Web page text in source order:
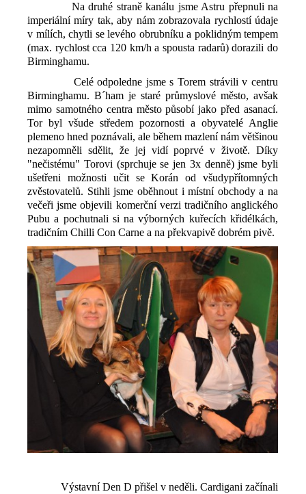
Na druhé straně kanálu jsme Astru přepnuli na
imperiální míry tak, aby nám zobrazovala rychlostí údaje
v mílích, chytli se levého obrubníku a poklidným tempem
(max. rychlost cca 120 km/h a spousta radarů) dorazili do
Birminghamu.
Celé odpoledne jsme s Torem strávili v centru
Birminghamu. B´ham je staré průmyslové město, avšak
mimo samotného centra město působí jako před asanací.
Tor byl všude středem pozornosti a obyvatelé Anglie
plemeno hned poznávali, ale během mazlení nám většinou
nezapomněli sdělit, že jej vidí poprvé v životě. Díky
"nečistému" Torovi (sprchuje se jen 3x denně) jsme byli
ušetřeni možnosti učit se Korán od všudypřítomných
zvěstovatelů. Stihli jsme oběhnout i místní obchody a na
večeři jsme objevili komerční verzi tradičního anglického
Pubu a pochutnali si na výborných kuřecích křidélkách,
tradičním Chilli Con Carne a na překvapivě dobrém pivě.
Výstavní Den D přišel v neděli. Cardigani začínali